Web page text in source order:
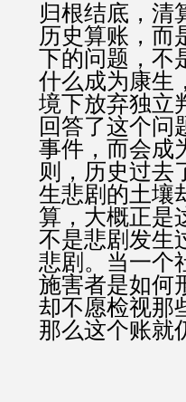
归根结底，清
历史算账，而
下的问题，不
什么成为康生
境下放弃独立
回答了这个问
事件，而会成
则，历史过去
生悲剧的土壤
算，大概正是
不是悲剧发生
悲剧。当一个
施害者是如何
却不愿检视那
那么这个账就